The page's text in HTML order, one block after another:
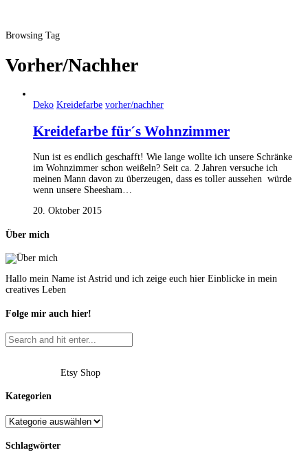
Browsing Tag
Vorher/Nachher
Deko Kreidefarbe vorher/nachher
Kreidefarbe für´s Wohnzimmer
Nun ist es endlich geschafft! Wie lange wollte ich unsere Schränke
im Wohnzimmer schon weißeln? Seit ca. 2 Jahren versuche ich
meinen Mann davon zu überzeugen, dass es toller aussehen würde
wenn unsere Sheesham…
20. Oktober 2015
Über mich
Hallo mein Name ist Astrid und ich zeige euch hier Einblicke in mein
creatives Leben
Folge mir auch hier!
Etsy Shop
Kategorien
Schlagwörter